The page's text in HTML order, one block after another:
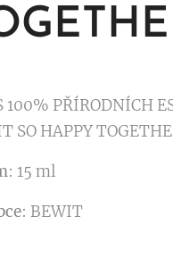
100% PŘÍRODNÍCH
SO HAPPY
: 15 ml
: BEWIT